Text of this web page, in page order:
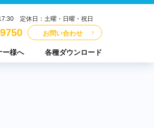
定休日：土曜・日曜・祝日
お問い合わせ
ー様へ 各種ダウンロード